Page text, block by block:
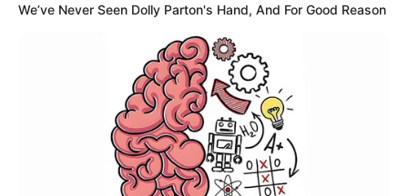
We’ve Never Seen Dolly Parton's Hand, And For Good Reason